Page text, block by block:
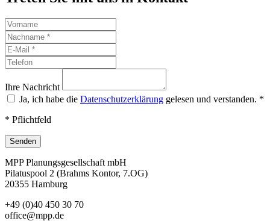
Ihre Nachricht
Ja, ich habe die Datenschutzerklärung gelesen und verstanden. *
* Pflichtfeld
Senden
MPP Planungsgesellschaft mbH
Pilatuspool 2 (Brahms Kontor, 7.OG)
20355 Hamburg
+49 (0)40 450 30 70
office@mpp.de